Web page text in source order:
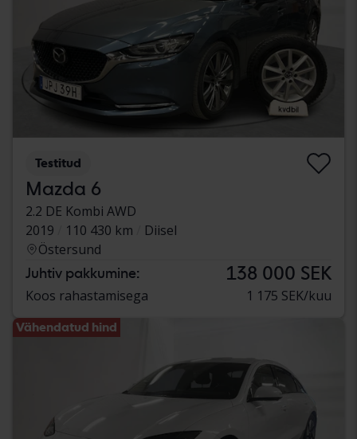
Testitud
Mazda 6
2.2 DE Kombi AWD
2019
110 430 km
Diisel
Östersund
Juhtiv pakkumine: 138 000 SEK
Koos rahastamisega 1 175 SEK/kuu
Vähendatud hind